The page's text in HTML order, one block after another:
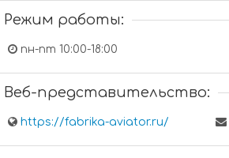
Режим работы:
пн-пт 10:00-18:00
Веб-представительство:
https://fabrika-aviator.ru/